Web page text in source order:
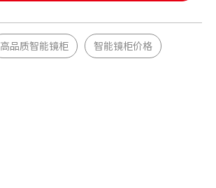
高品质智能镜柜 智能镜柜价格